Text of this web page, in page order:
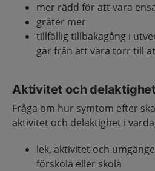
mer rädd för att vara
gråter mer
tillfällig tillbakagång i
går från att vara torr till
Aktivitet och delaktighet
Fråga om hur symtom efter
aktivitet och delaktighet i
lek, aktivitet och
förskola eller skola